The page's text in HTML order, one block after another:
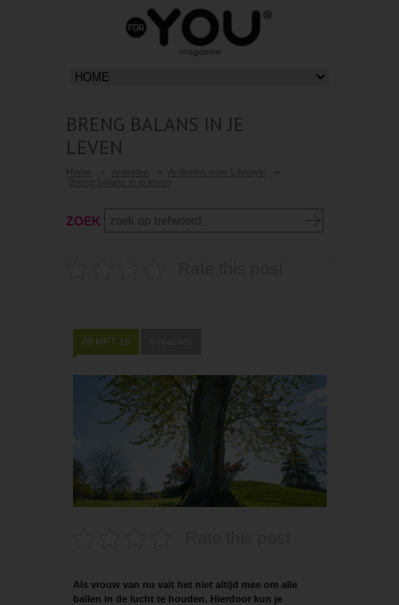
BRENG BALANS IN JE
LEVEN
ZOEK
09 MRT 16
Als vrouw van nu valt het niet altijd mee om alle
ballen in de lucht te houden. Hierdoor kun je